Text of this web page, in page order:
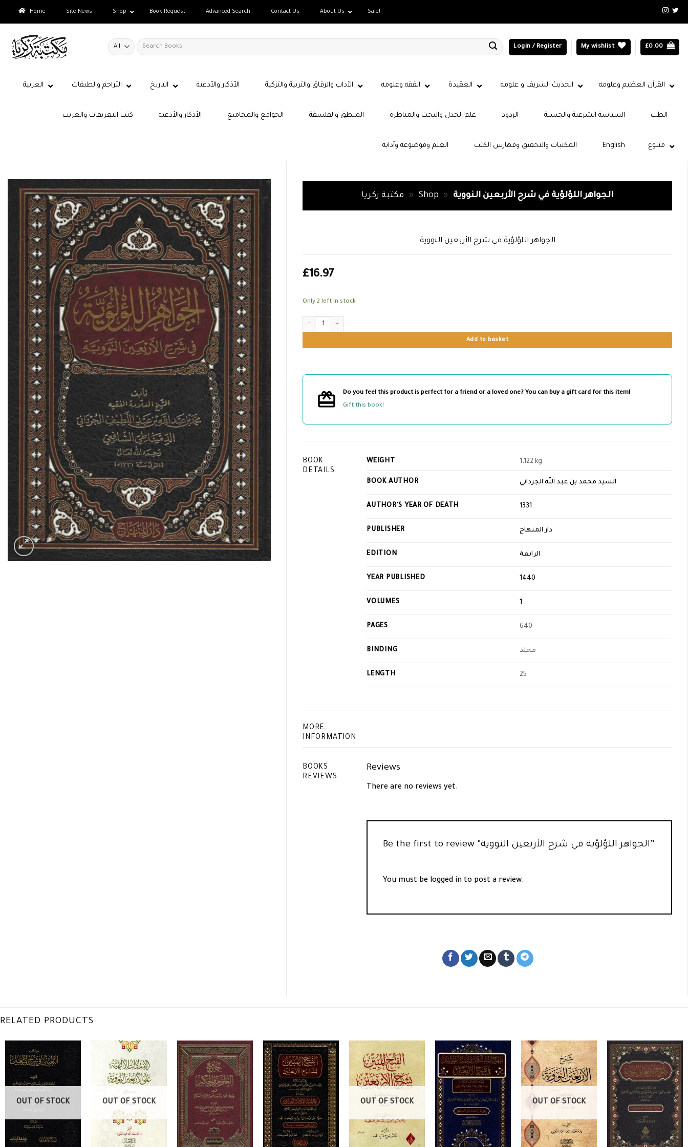
Home Site News Shop Book Request Advanced Search Contact Us About Us Sale!
Search
for:
Login / Register My wishlist £0.00
القرآن العظيم وعلومه الحديث الشريف و علومه العقيدة الفقه وعلومه الآداب والرقاق والتربية والتزكية الأذكار والأدعية التاريخ التراجم والطبقات العربية
كتب التعريفات والغريب الأذكار والأدعية الجوامع والمجاميع المنطق والفلسفة علم الجدل والبحث والمناظرة الردود السياسة الشرعية والحسبة الطب
العلم وموضوعه وآدابه المكتبات والتحقيق وفهارس الكتب متنوع English
مكتبة زكريا » Shop » الجواهر اللؤلؤية في شرح الأربعين النووية
الجواهر اللؤلؤية في شرح الأربعين النووية
£16.97
Only 2 left in stock
Add to basket
Do you feel this product is perfect for a friend or a loved one? You can buy a gift card for this item!
Gift this book!
BOOK
DETAILS
WEIGHT 1.122 kg
BOOK AUTHOR السيد محمد بن عبد الله الجرداني
AUTHOR'S YEAR OF DEATH 1331
PUBLISHER دار المنهاج
EDITION الرابعة
YEAR PUBLISHED 1440
VOLUMES 1
PAGES 640
BINDING مجلد
LENGTH 25
MORE
INFORMATION
BOOKS
REVIEWS
Reviews
There are no reviews yet.
Be the first to review “الجواهر اللؤلؤية في شرح الأربعين النووية”
You must be logged in to post a review.
RELATED PRODUCTS
OUT OF STOCK OUT OF STOCK OUT OF STOCK OUT OF STOCK